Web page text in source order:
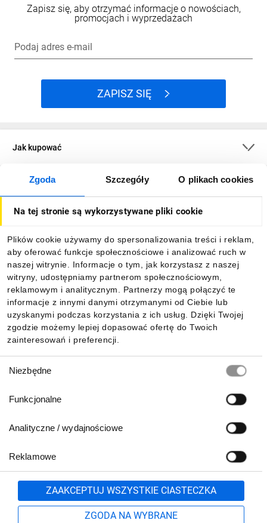
Zgoda Szczegóły O plikach cookies
Na tej stronie są wykorzystywane pliki cookie
Plików cookie używamy do spersonalizowania treści i reklam,
aby oferować funkcje społecznościowe i analizować ruch w
naszej witrynie. Informacje o tym, jak korzystasz z naszej
witryny, udostępniamy partnerom społecznościowym,
reklamowym i analitycznym. Partnerzy mogą połączyć te
informacje z innymi danymi otrzymanymi od Ciebie lub
uzyskanymi podczas korzystania z ich usług. Dzięki Twojej
zgodzie możemy lepiej dopasować ofertę do Twoich
zainteresowań i preferencji.
zgody
Niezbędne
Funkcjonalne
Analityczne / wydajnościowe
Reklamowe
ZAAKCEPTUJ WSZYSTKIE CIASTECZKA
ZGODA NA WYBRANE
Zapisz się, aby otrzymać informacje o nowościach,
promocjach i wyprzedażach
Podaj adres e-mail
ZAPISZ SIĘ
Jak kupować
O firmie
Informacje
Pobierz naszą aplikację mobilną:
801 500 700 lub
71 37 61 600
Formularz kontaktowy